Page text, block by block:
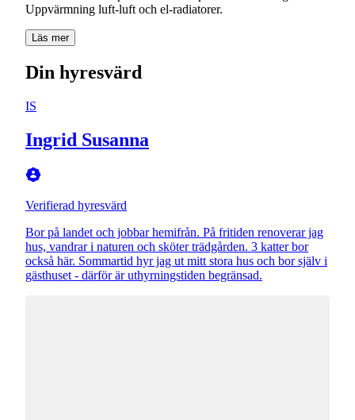
Uppvärmning luft-luft och el-radiatorer.
Läs mer
Din hyresvärd
IS
Ingrid Susanna
Verifierad hyresvärd
Bor på landet och jobbar hemifrån. På fritiden renoverar jag
hus, vandrar i naturen och sköter trädgården. 3 katter bor
också här. Sommartid hyr jag ut mitt stora hus och bor själv i
gästhuset - därför är uthyrningstiden begränsad.